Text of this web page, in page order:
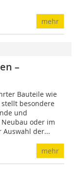
mehr
–
Bauteile wie
besondere
und
oder im
Auswahl der...
mehr